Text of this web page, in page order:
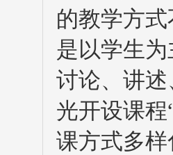
的教学方
是以学生
讨论、讲
光开设课
课方式多